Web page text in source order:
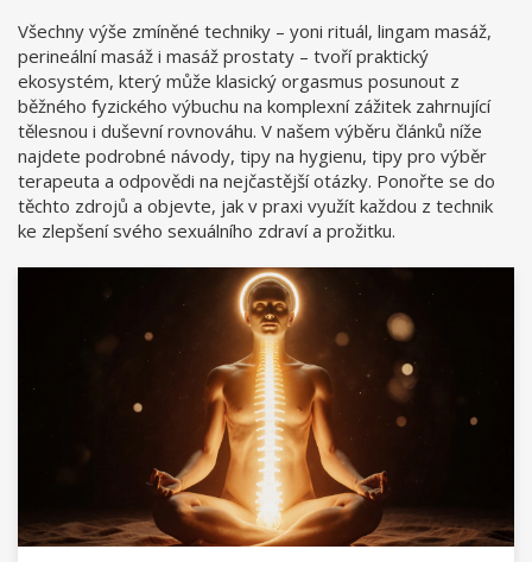
Všechny výše zmíněné techniky – yoni rituál, lingam masáž,
perineální masáž i masáž prostaty – tvoří praktický
ekosystém, který může klasický orgasmus posunout z
běžného fyzického výbuchu na komplexní zážitek zahrnující
tělesnou i duševní rovnováhu. V našem výběru článků níže
najdete podrobné návody, tipy na hygienu, tipy pro výběr
terapeuta a odpovědi na nejčastější otázky. Ponořte se do
těchto zdrojů a objevte, jak v praxi využít každou z technik
ke zlepšení svého sexuálního zdraví a prožitku.